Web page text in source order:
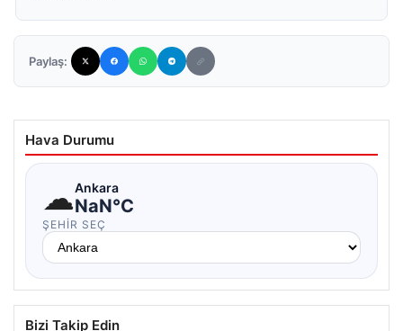
Paylaş:
Hava Durumu
☁Ankara
NaN°C
ŞEHIR SEÇ
Bizi Takip Edin